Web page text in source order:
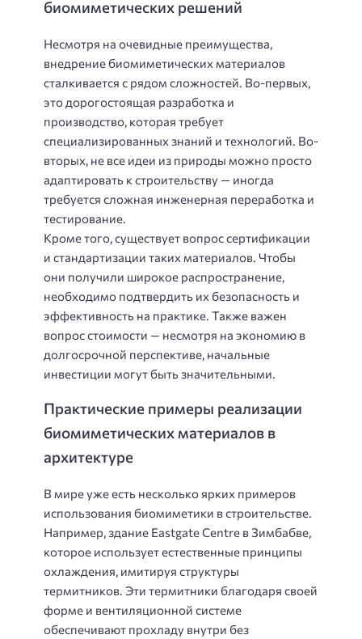
биомиметических решений
Несмотря на очевидные преимущества,
внедрение биомиметических материалов
сталкивается с рядом сложностей. Во-первых,
это дорогостоящая разработка и
производство, которая требует
специализированных знаний и технологий. Во-
вторых, не все идеи из природы можно просто
адаптировать к строительству — иногда
требуется сложная инженерная переработка и
тестирование.
Кроме того, существует вопрос сертификации
и стандартизации таких материалов. Чтобы
они получили широкое распространение,
необходимо подтвердить их безопасность и
эффективность на практике. Также важен
вопрос стоимости — несмотря на экономию в
долгосрочной перспективе, начальные
инвестиции могут быть значительными.
Практические примеры реализации
биомиметических материалов в
архитектуре
В мире уже есть несколько ярких примеров
использования биомиметики в строительстве.
Например, здание Eastgate Centre в Зимбабве,
которое использует естественные принципы
охлаждения, имитируя структуры
термитников. Эти термитники благодаря своей
форме и вентиляционной системе
обеспечивают прохладу внутри без